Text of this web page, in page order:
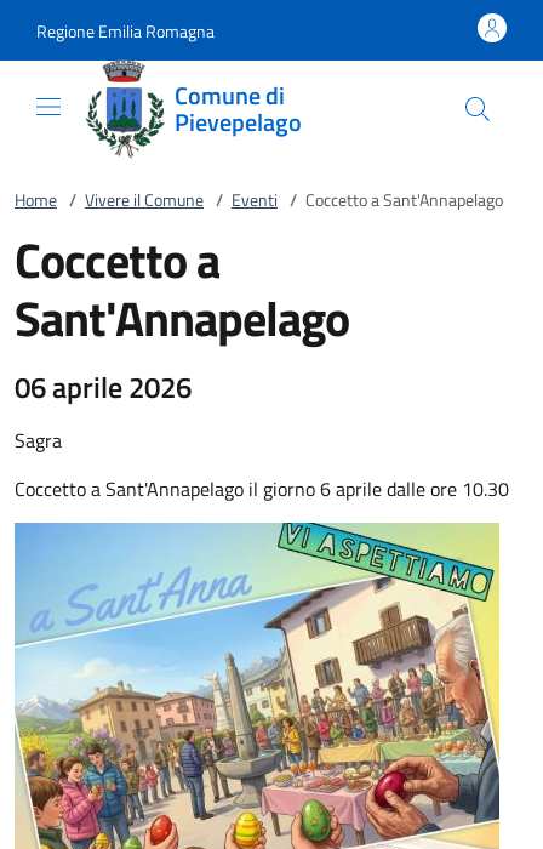
Regione Emilia Romagna
Comune di
Pievepelago
Home / Vivere il Comune / Eventi / Coccetto a Sant'Annapelago
Coccetto a
Sant'Annapelago
06 aprile 2026
Sagra
Coccetto a Sant'Annapelago il giorno 6 aprile dalle ore 10.30